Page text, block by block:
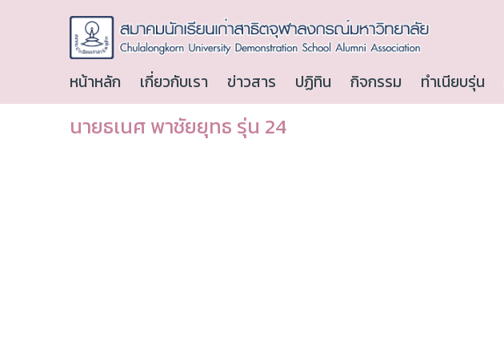
หน้าหลัก เกี่ยวกับเรา ข่าวสาร ปฏิทิน กิจกรรม ทำเนียบรุ่น
นายธเนศ พาชัยยุทธ รุ่น 24